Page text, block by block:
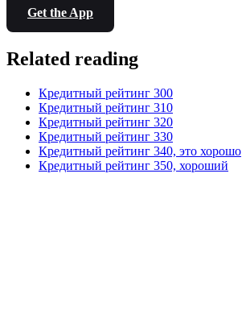
Get the App
Related reading
Кредитный рейтинг 300
Кредитный рейтинг 310
Кредитный рейтинг 320
Кредитный рейтинг 330
Кредитный рейтинг 340, это хорошо
Кредитный рейтинг 350, хороший